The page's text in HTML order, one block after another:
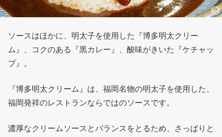
ソースはほかに、明太子を使用した『博多明太クリー
ム』、コクのある『黒カレー』、酸味がきいた『ケチャッ
プ』。
『博多明太クリーム』は、福岡名物の明太子を使用した、
福岡発祥のレストランならではのソースです。
濃厚なクリームソースとバランスをとるため、さっぱりと